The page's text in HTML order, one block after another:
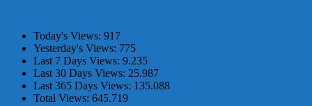
Today's Views: 917
Yesterday's Views: 775
Last 7 Days Views: 9.235
Last 30 Days Views: 25.987
Last 365 Days Views: 135.088
Total Views: 645.719